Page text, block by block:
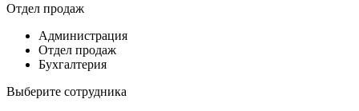
Отдел продаж
Администрация
Отдел продаж
Бухгалтерия
Выберите сотрудника